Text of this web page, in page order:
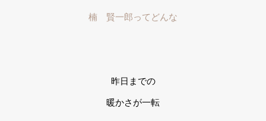
楠 賢一郎ってどんな
昨日までの
暖かさが一転